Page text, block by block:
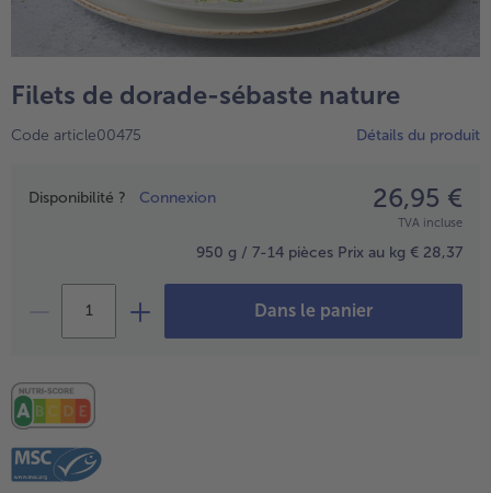
TousPlats cuisinés
Boulangerie & Pâtisserie
TousBoulangerie & Pâtisserie
TousEntrées, Apéritifs & Snacks
Produits non surgelés
TousProduits non surgelés
Filets de dorade-sébaste nature
Code article00475 Détails du produit
Prix
Disponibilité ? Connexion 26,95 €
TVA incluse
950 g / 7-14 pièces Prix au kg € 28,37
Dans le panier